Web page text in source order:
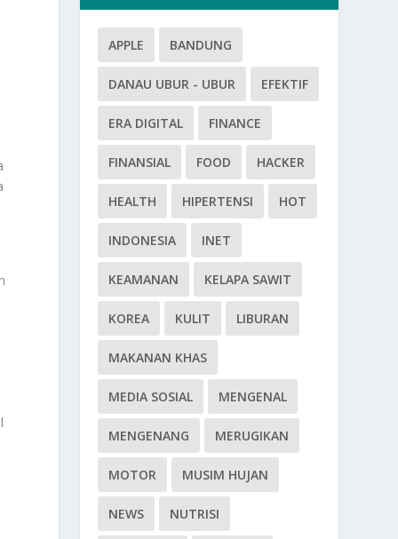
APPLE BANDUNG
DANAU UBUR - UBUR EFEKTIF
ERA DIGITAL FINANCE
FINANSIAL FOOD HACKER
HEALTH HIPERTENSI HOT
INDONESIA INET
KEAMANAN KELAPA SAWIT
KOREA KULIT LIBURAN
MAKANAN KHAS
MEDIA SOSIAL MENGENAL
MENGENANG MERUGIKAN
MOTOR MUSIM HUJAN
NEWS NUTRISI